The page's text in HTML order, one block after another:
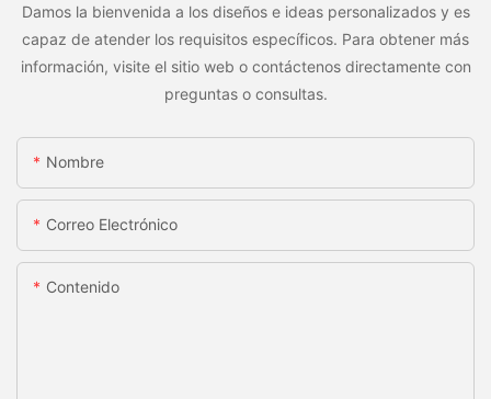
Damos la bienvenida a los diseños e ideas personalizados y es
capaz de atender los requisitos específicos. Para obtener más
información, visite el sitio web o contáctenos directamente con
preguntas o consultas.
Nombre
Correo Electrónico
Contenido